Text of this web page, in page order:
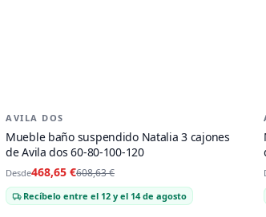
-23%
AVILA DOS
Mueble baño suspendido Natalia 3 cajones
de Avila dos 60-80-100-120
Desde468,65 €608,63 €
Recíbelo entre el 12 y el 14 de agosto